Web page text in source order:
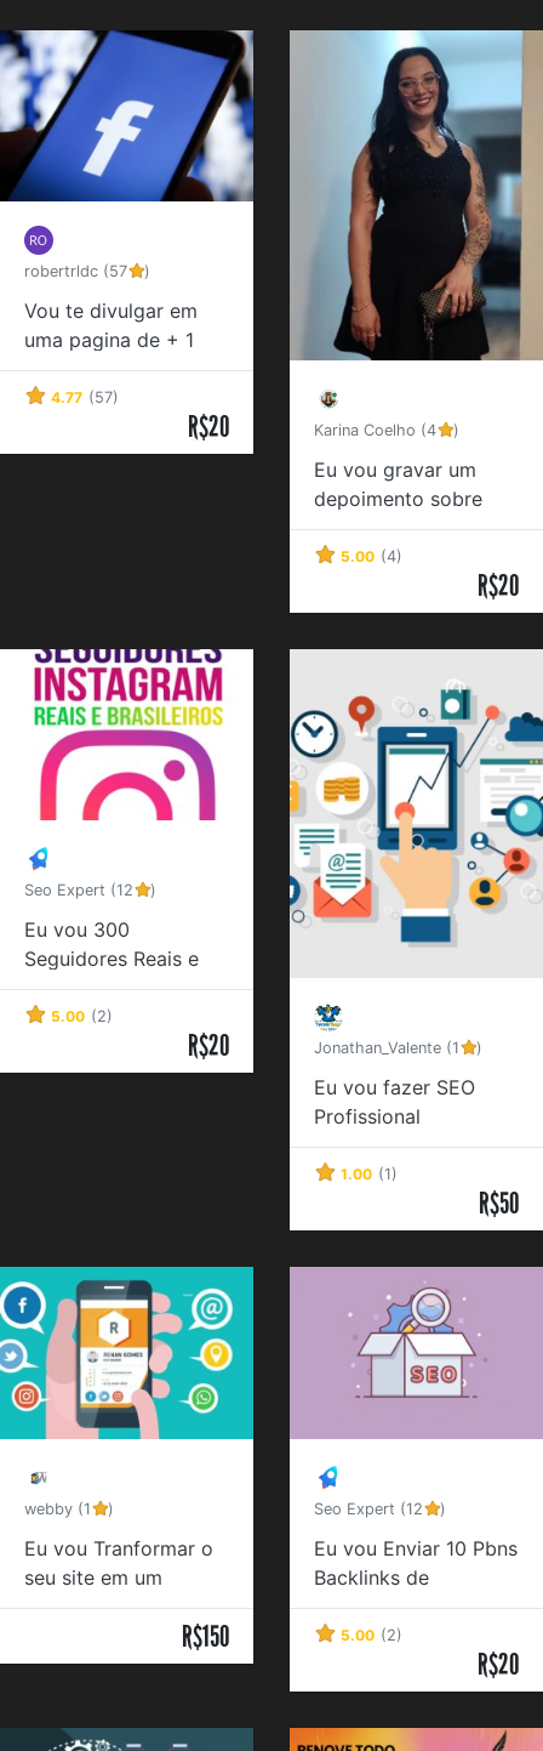
robertrldc (57 )
Vou te divulgar em
uma pagina de + 1
milhão de curtidas no
facebook
4.77 (57)
R$20 Karina Coelho (4 )
Eu vou gravar um
depoimento sobre
seu produto
5.00 (4)
R$20
Seo Expert (12 )
Eu vou 300
Seguidores Reais e
Brasileiros
5.00 (2)
R$20 Jonathan_Valente (1 )
Eu vou fazer SEO
Profissional
1.00 (1)
R$50
webby (1 )
Eu vou Tranformar o
seu site em um
aplicativo e publicar
R$150
Seo Expert (12 )
Eu vou Enviar 10 Pbns
Backlinks de
Qualidade
5.00 (2)
R$20